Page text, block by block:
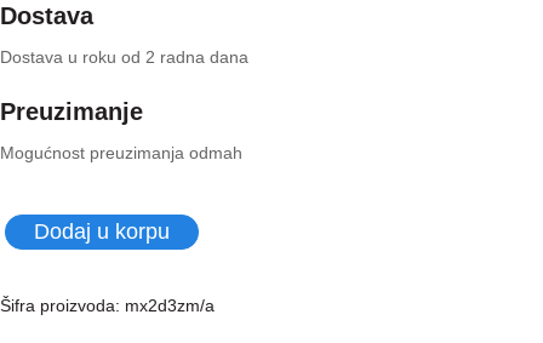
Dostava
Dostava u roku od 2 radna dana
Preuzimanje
Mogućnost preuzimanja odmah
Apple
Pencil
količina
Dodaj u korpu
Šifra proizvoda: mx2d3zm/a